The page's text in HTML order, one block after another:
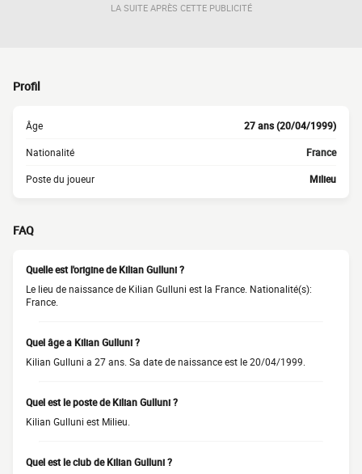
LA SUITE APRÈS CETTE PUBLICITÉ
Profil
Âge 27 ans (20/04/1999)
Nationalité France
Poste du joueur Milieu
FAQ
Quelle est l'origine de Kilian Gulluni ?
Le lieu de naissance de Kilian Gulluni est la France. Nationalité(s):
France.
Quel âge a Kilian Gulluni ?
Kilian Gulluni a 27 ans. Sa date de naissance est le 20/04/1999.
Quel est le poste de Kilian Gulluni ?
Kilian Gulluni est Milieu.
Quel est le club de Kilian Gulluni ?